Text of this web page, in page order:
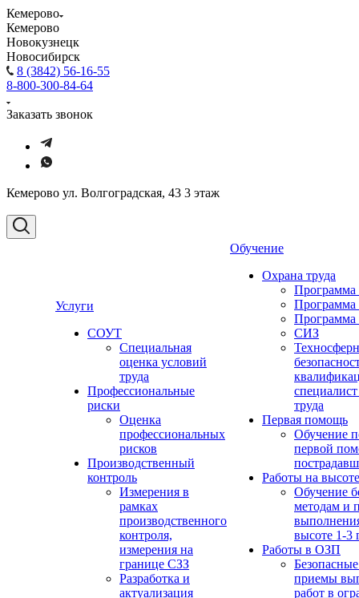
Кемерово
Кемерово
Новокузнецк
Новосибирск
8 (3842) 56-16-55
8-800-300-84-64
Заказать звонок
Кемерово ул. Волгоградская, 43 3 этаж
Услуги
СОУТ
Специальная
оценка условий
труда
Профессиональные
риски
Оценка
профессиональных
рисков
Производственный
контроль
Измерения в
рамках
производственного
контроля,
измерения на
границе СЗЗ
Разработка и
актуализация
Обучение
Охрана труда
Программа
Программа
СИЗ
труда
Первая помощь
Обучение
первой
Работы на высоте
Обучение
методам и
высоте 1-3
Работы в ОЗП
приемы
работ в